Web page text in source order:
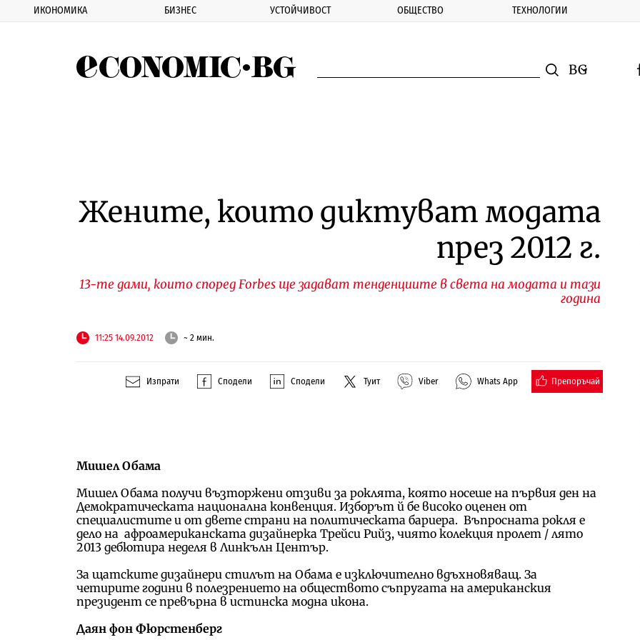
ИКОНОМИКА БИЗНЕС УСТОЙЧИВОСТ ОБЩЕСТВО ТЕХНОЛОГИИ
Смяна на
Жените, които диктуват модата
през 2012 г.
13-те дами, които според Forbes ще задават тенденциите в света на модата и тази
година
11:25 14.09.2012 ~ 2 мин.
Изпрати Сподели Сподели Туит Viber Whats App Препоръчай
Мишел Обама
Мишел Обама получи възторжени отзиви за роклята, която носеше на първия ден на
Демократическата национална конвенция. Изборът й бе високо оценен от
специалистите и от двете страни на политическата бариера. Въпросната рокля е
дело на афроамериканската дизайнерка Трейси Рийз, чиято колекция пролет / лято
2013 дебютира неделя в Линкълн Център.
За щатските дизайнери стилът на Обама е изключително вдъхновяващ. За
четирите години в полезрението на обществото съпругата на американския
президент се превърна в истинска модна икона.
Даян фон Фюрстенберг